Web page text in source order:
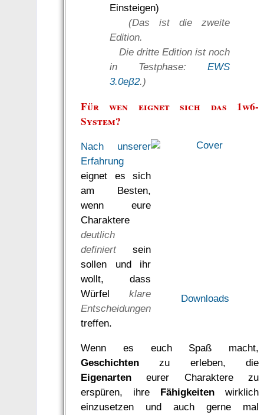
Einsteigen)
(Das ist die zweite
Edition.
Die dritte Edition ist noch
in Testphase: EWS
3.0eβ2.)
Für wen eignet sich das 1w6-
System?
Downloads
Nach unserer
Erfahrung
eignet es sich
am Besten,
wenn eure
Charaktere
deutlich
definiertsein
sollen und ihr
wollt, dass
Würfelklare
Entscheidungen
treffen.
Wenn es euch Spaß macht,
Geschichtenzu erleben, die
Eigenarteneurer Charaktere zu
erspüren, ihre Fähigkeiten wirklich
einzusetzen und auch gerne mal